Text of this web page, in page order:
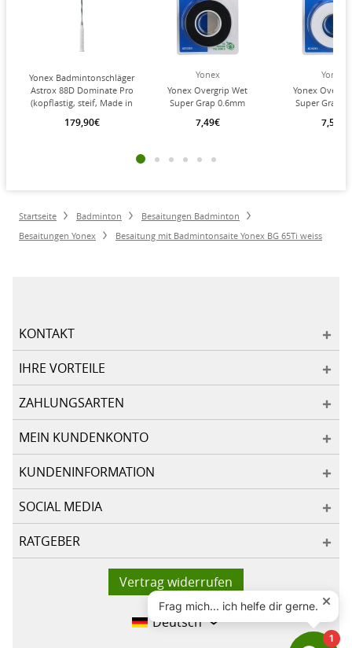
Yonex Badmintonschläger
Astrox 88D Dominate Pro
(kopflastig, steif, Made in
schwarz/silber -
179,90€
Yonex
Yonex Overgrip Wet
Super Grap 0.6mm
haftend) schwarz 3er
7,49€
Yonex
Yonex
Super Grap
haftend)
7,50€
Startseite Badminton
Besaitungen Badminton
Besaitungen Yonex
Besaitung mit Badmintonsaite Yonex BG 65Ti weiss
KONTAKT
IHRE VORTEILE
ZAHLUNGSARTEN
MEIN KUNDENKONTO
KUNDENINFORMATION
SOCIAL MEDIA
RATGEBER
Vertrag widerrufen
Deutsch